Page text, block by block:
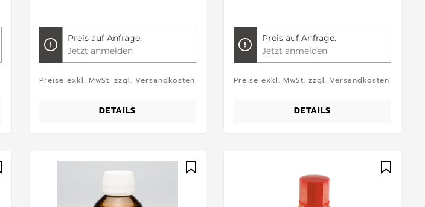
Preis auf Anfrage.
Jetzt anmelden
Preise exkl. MwSt. zzgl. Versandkosten
DETAILS
Preis auf Anfrage.
Jetzt anmelden
Preise exkl. MwSt. zzgl. Versandkosten
DETAILS